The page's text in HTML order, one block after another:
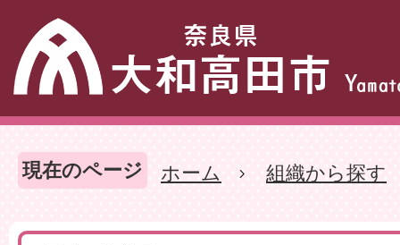
現在のページ ホーム 組織から探す